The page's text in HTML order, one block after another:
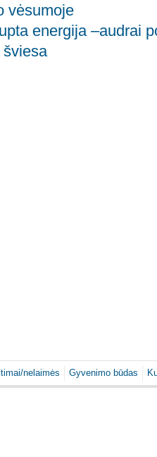
vėsumoje
energija –audrai
šviesa
nelaimės Gyvenimo būdas